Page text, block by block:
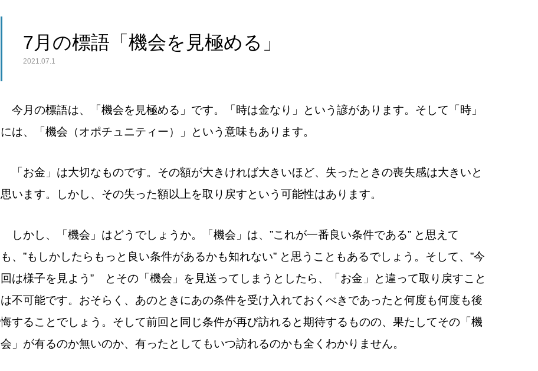
7月の標語「機会を見極める」
2021.07.1
今月の標語は、「機会を見極める」です。「時は金なり」という諺があります。そして「時」
には、「機会（オポチュニティー）」という意味もあります。
「お金」は大切なものです。その額が大きければ大きいほど、失ったときの喪失感は大きいと
思います。しかし、その失った額以上を取り戻すという可能性はあります。
しかし、「機会」はどうでしょうか。「機会」は、”これが一番良い条件である” と思えて
も、”もしかしたらもっと良い条件があるかも知れない” と思うこともあるでしょう。そして、”今
回は様子を見よう” とその「機会」を見送ってしまうとしたら、「お金」と違って取り戻すこと
は不可能です。おそらく、あのときにあの条件を受け入れておくべきであったと何度も何度も後
悔することでしょう。そして前回と同じ条件が再び訪れると期待するものの、果たしてその「機
会」が有るのか無いのか、有ったとしてもいつ訪れるのかも全くわかりません。